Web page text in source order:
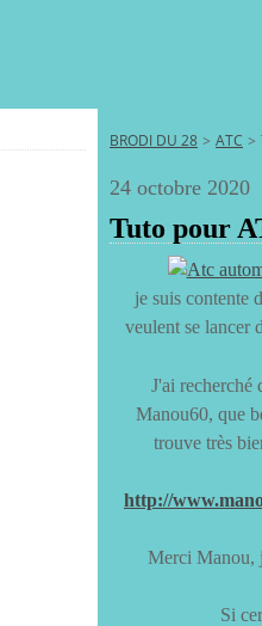
BRODI DU 28 > ATC >
24 octobre 2020
Tuto pour
je suis contente
veulent se lancer
J'ai recherché
Manou60, que
trouve très
http://
Merci Manou,
Si